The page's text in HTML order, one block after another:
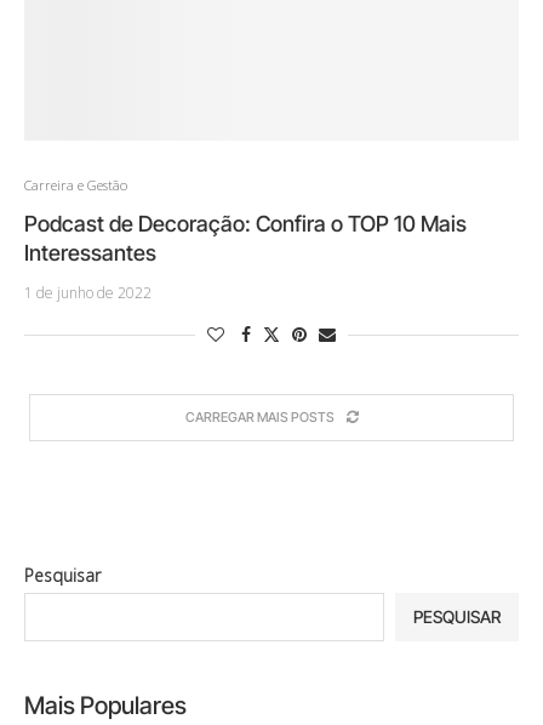
Carreira e Gestão
Podcast de Decoração: Confira o TOP 10 Mais
Interessantes
1 de junho de 2022
CARREGAR MAIS POSTS
Pesquisar
PESQUISAR
Mais Populares